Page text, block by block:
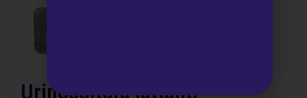
Urinocoltura lattanti